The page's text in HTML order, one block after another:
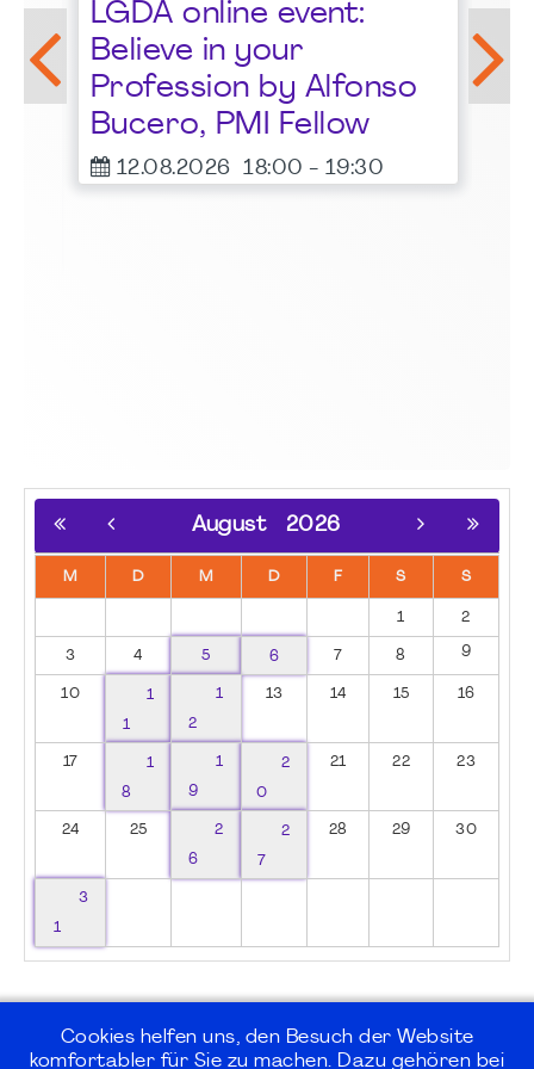
LGDA online event:
Believe in your
Profession by Alfonso
Bucero, PMI Fellow
12.08.2026 18:00 - 19:30
August 2026
M D M D F S S
1 2
3 4 5 6 7 8 9
10
1
1
1
2
13 14 15 16
17
1
8
1
9
2
0
21 22 23
24 25
2
6
2
7
28 29 30
3
1
Cookies helfen uns, den Besuch der Website
komfortabler für Sie zu machen. Dazu gehören bei